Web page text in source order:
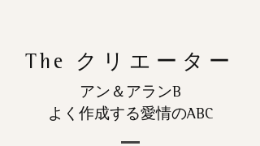
The クリエーター
アン＆アランB
よく作成する愛情のABC